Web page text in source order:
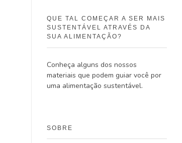
QUE TAL COMEÇAR A SER MAIS
SUSTENTÁVEL ATRAVÉS DA
SUA ALIMENTAÇÃO?
Conheça alguns dos nossos
materiais que podem guiar você por
uma alimentação sustentável.
SOBRE